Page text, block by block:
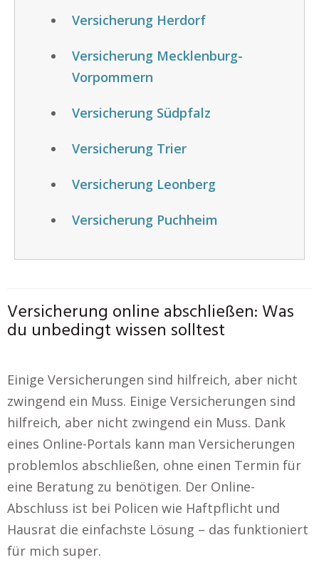
Versicherung Herdorf
Versicherung Mecklenburg-
Vorpommern
Versicherung Südpfalz
Versicherung Trier
Versicherung Leonberg
Versicherung Puchheim
Versicherung online abschließen: Was
du unbedingt wissen solltest
Einige Versicherungen sind hilfreich, aber nicht
zwingend ein Muss. Einige Versicherungen sind
hilfreich, aber nicht zwingend ein Muss. Dank
eines Online-Portals kann man Versicherungen
problemlos abschließen, ohne einen Termin für
eine Beratung zu benötigen. Der Online-
Abschluss ist bei Policen wie Haftpflicht und
Hausrat die einfachste Lösung – das funktioniert
für mich super.